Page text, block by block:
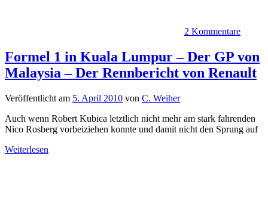
2 Kommentare
Formel 1 in Kuala Lumpur – Der GP von
Malaysia – Der Rennbericht von Renault
Veröffentlicht am 5. April 2010 von C. Weiher
Auch wenn Robert Kubica letztlich nicht mehr am stark fahrenden
Nico Rosberg vorbeiziehen konnte und damit nicht den Sprung auf
Weiterlesen